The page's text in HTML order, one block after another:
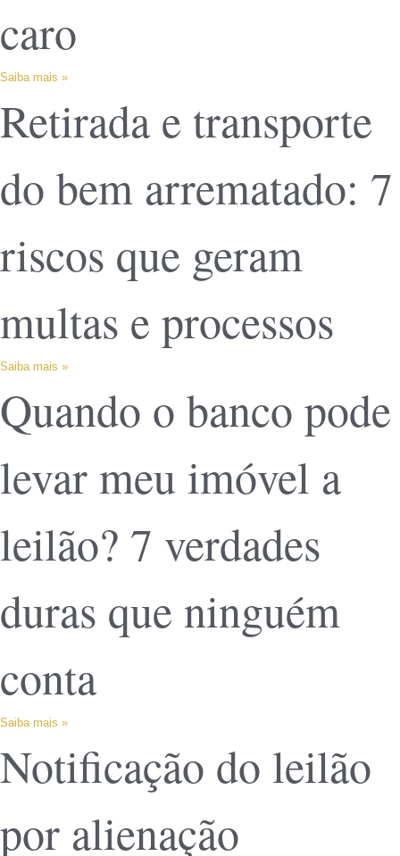
caro
Saiba mais »
Retirada e transporte
do bem arrematado: 7
riscos que geram
multas e processos
Saiba mais »
Quando o banco pode
levar meu imóvel a
leilão? 7 verdades
duras que ninguém
conta
Saiba mais »
Notificação do leilão
por alienação